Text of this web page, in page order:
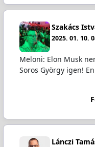
Szakács
2025. 01. 10.
Meloni: Elon Musk
Soros György igen!
Lánczi